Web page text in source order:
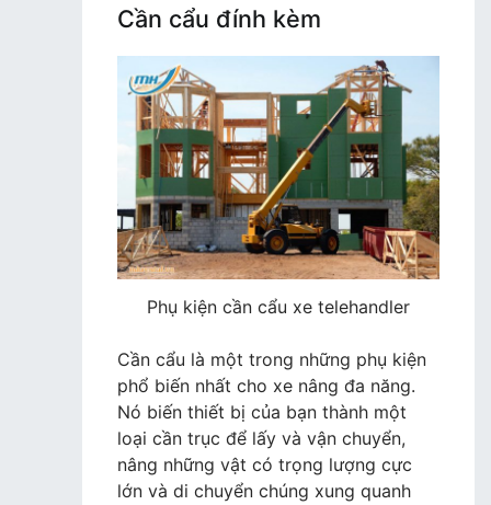
Cần cẩu đính kèm
Phụ kiện cần cẩu xe telehandler
Cần cẩu là một trong những phụ kiện
phổ biến nhất cho xe nâng đa năng.
Nó biến thiết bị của bạn thành một
loại cần trục để lấy và vận chuyển,
nâng những vật có trọng lượng cực
lớn và di chuyển chúng xung quanh